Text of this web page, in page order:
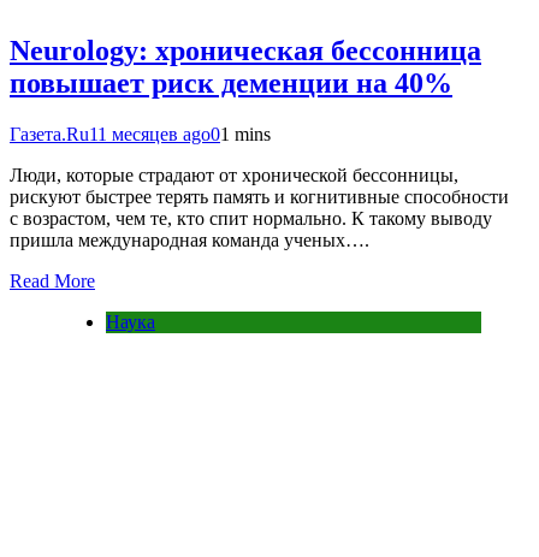
Neurology: хроническая бессонница
повышает риск деменции на 40%
Газета.Ru11 месяцев ago01 mins
Люди, которые страдают от хронической бессонницы,
рискуют быстрее терять память и когнитивные способности
с возрастом, чем те, кто спит нормально. К такому выводу
пришла международная команда ученых….
Read More
Наука